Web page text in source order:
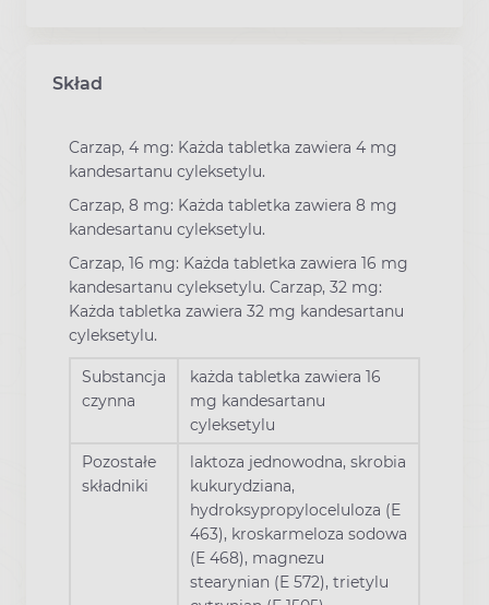
Skład
Carzap, 4 mg: Każda tabletka zawiera 4 mg
kandesartanu cyleksetylu.
Carzap, 8 mg: Każda tabletka zawiera 8 mg
kandesartanu cyleksetylu.
Carzap, 16 mg: Każda tabletka zawiera 16 mg
kandesartanu cyleksetylu. Carzap, 32 mg:
Każda tabletka zawiera 32 mg kandesartanu
cyleksetylu.
Substancja
czynna
każda tabletka zawiera 16
mg kandesartanu
cyleksetylu
Pozostałe
składniki
laktoza jednowodna, skrobia
kukurydziana,
hydroksypropyloceluloza (E
463), kroskarmeloza sodowa
(E 468), magnezu
stearynian (E 572), trietylu